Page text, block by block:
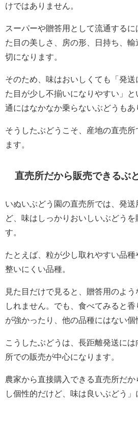
けではありません。
スーパーや贈答用として流通する
た目の美しさ、房の形、日持ち、
切になります。
そのため、味はおいしくても「発
た目が少し不揃いになりやすい」
通にはなかなか乗らないぶどうもあ
そうしたぶどうこそ、産地の直売所
ます。
直売所だから販売できるぶ
いぬいぶどう園の直売所では、発送
ど、味はしっかりおいしいぶどうを
す。
たとえば、粒が少し取れやすい品
整いにくい品種。
見た目だけで見ると、贈答用のよ
しれません。でも、食べてみると
が強かったり、他の品種にはない個
こうしたぶどうは、長距離発送に
所での販売が中心になります。
農家から直接購入できる直売所だ
し個性的だけど、味は良いぶどう」